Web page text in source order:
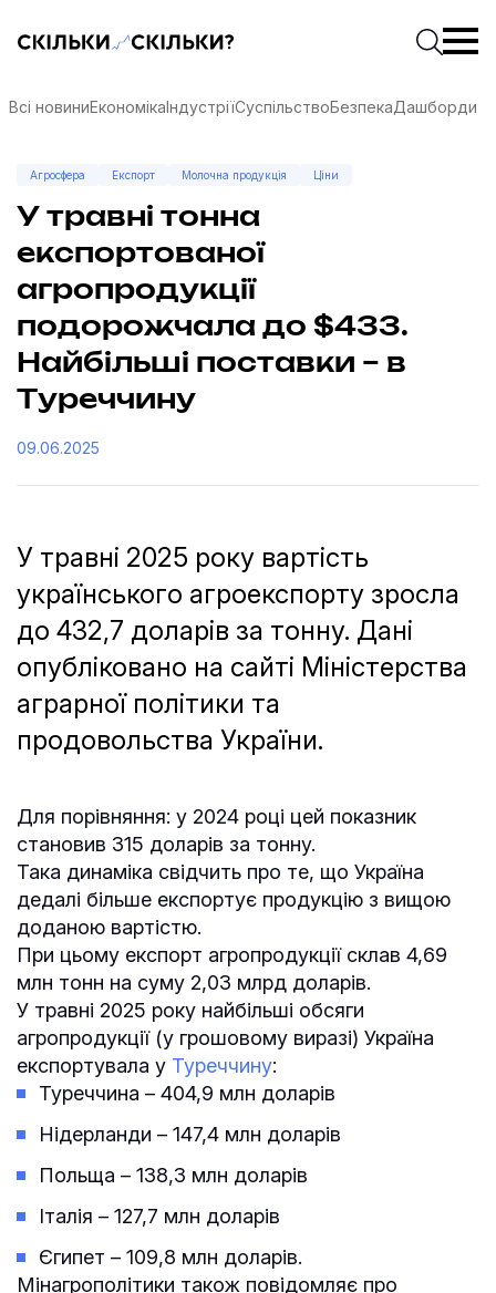
Скільки-скільки? — Медіа про суспільні даніПочати
Всі новиниЕкономікаІндустріїСуспільствоБезпекаДашборди
Агросфера Експорт Молочна продукція Ціни
У травні тонна
експортованої
агропродукції
подорожчала до $433.
Найбільші поставки – в
Туреччину
09.06.2025
У травні 2025 року вартість
українського агроекспорту зросла
до 432,7 доларів за тонну. Дані
опубліковано на сайті Міністерства
аграрної політики та
продовольства України.
Для порівняння: у 2024 році цей показник
становив 315 доларів за тонну.
Така динаміка свідчить про те, що Україна
дедалі більше експортує продукцію з вищою
доданою вартістю.
При цьому експорт агропродукції склав 4,69
млн тонн на суму 2,03 млрд доларів.
У травні 2025 року найбільші обсяги
агропродукції (у грошовому виразі) Україна
експортувала у Туреччину:
Туреччина – 404,9 млн доларів
Нідерланди – 147,4 млн доларів
Польща – 138,3 млн доларів
Італія – 127,7 млн доларів
Єгипет – 109,8 млн доларів.
Мінагрополітики також повідомляє про